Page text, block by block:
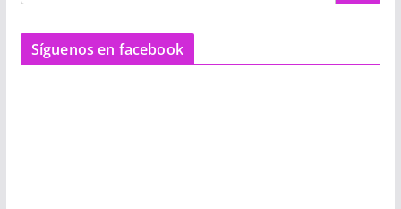
Síguenos en facebook